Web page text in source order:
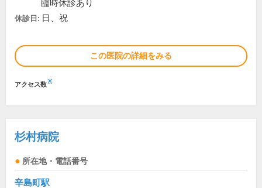
臨時休診あり
休診日: 日、祝
この医院の詳細をみる
アクセス数※
杉村病院
所在地・電話番号
辛島町駅